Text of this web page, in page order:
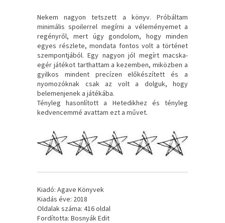
Nekem nagyon tetszett a könyv. Próbáltam
minimális spoilerrel megírni a véleményemet a
regényről, mert úgy gondolom, hogy minden
egyes részlete, mondata fontos volt a történet
szempontjából. Egy nagyon jól megírt macska-
egér játékot tarthattam a kezemben, miközben a
gyilkos mindent precízen előkészített és a
nyomozóknak csak az volt a dolguk, hogy
belemenjenek a játékába.
Tényleg hasonlított a Hetedikhez és tényleg
kedvencemmé avattam ezt a művet.
Kiadó: Agave Könyvek
Kiadás éve: 2018
Oldalak száma: 416 oldal
Fordította: Bosnyák Edit